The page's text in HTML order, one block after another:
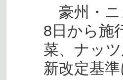
豪州・ニ
8日から施
菜、ナッ
新改定基